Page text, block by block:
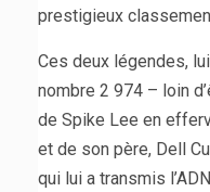
prestigieux
Ces deux légendes,
nombre 2 974 – loin
de Spike Lee en
et de son père, Dell
qui lui a transmis